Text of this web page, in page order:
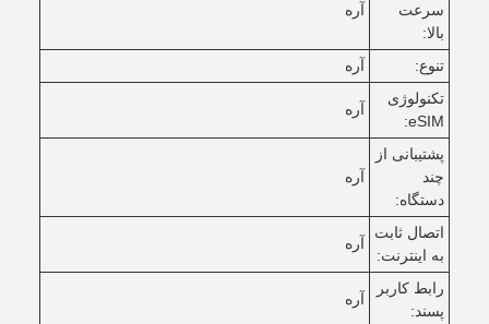
سرعت
بالا:
آره
تنوع:
آره
تکنولوژی
eSIM:
آره
پشتیبانی از
چند
دستگاه:
آره
اتصال ثابت
به اينترنت:
آره
رابط کاربر
پسند:
آره